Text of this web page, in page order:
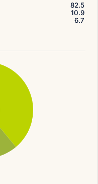
82.5
10.9
6.7